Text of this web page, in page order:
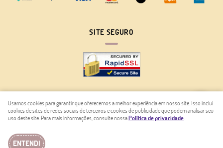
SITE SEGURO
LOJA VIRTUAL CRIADA POR
Usamos cookies para garantir que oferecemos a melhor experiência em nosso site. Isso inclui
cookies de sites de redes sociais de terceiros e cookies de publicidade que podem analisar seu
uso deste site. Para mais informações, consulte nossaPolítica de privacidade.
ENTENDI